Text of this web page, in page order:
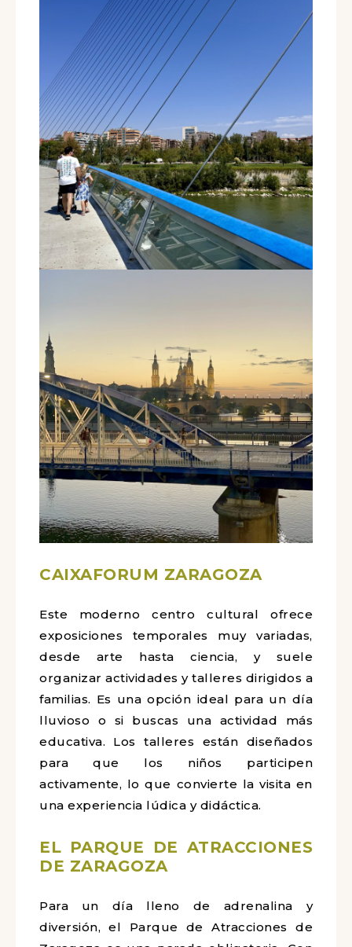
CAIXAFORUM ZARAGOZA
Este moderno centro cultural ofrece
exposiciones temporales muy variadas,
desde arte hasta ciencia, y suele
organizar actividades y talleres dirigidos a
familias. Es una opción ideal para un día
lluvioso o si buscas una actividad más
educativa. Los talleres están diseñados
para que los niños participen
activamente, lo que convierte la visita en
una experiencia lúdica y didáctica.
EL PARQUE DE ATRACCIONES
DE ZARAGOZA
Para un día lleno de adrenalina y
diversión, el Parque de Atracciones de